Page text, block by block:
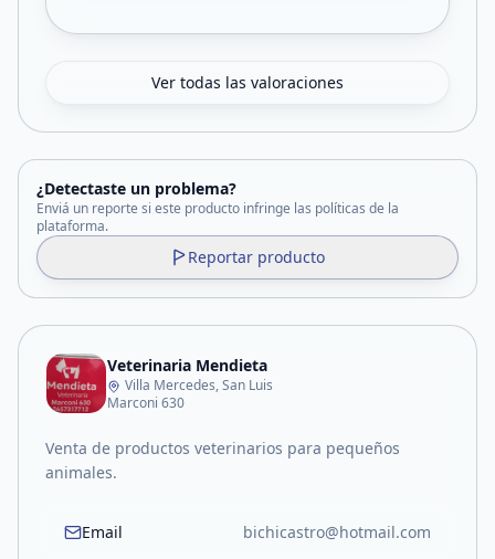
Ver todas las valoraciones
¿Detectaste un problema?
Enviá un reporte si este producto infringe las políticas de la
plataforma.
Reportar producto
Veterinaria Mendieta
Villa Mercedes, San Luis
Marconi 630
Venta de productos veterinarios para pequeños
animales.
Email bichicastro@hotmail.com